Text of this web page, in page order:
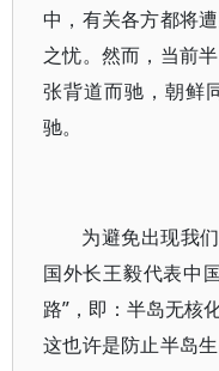
中，有关各方都将
之忧。然而，当前
张背道而驰，朝鲜
驰。
为避免出现我
国外长王毅代表中
路”，即：半岛无核
这也许是防止半岛